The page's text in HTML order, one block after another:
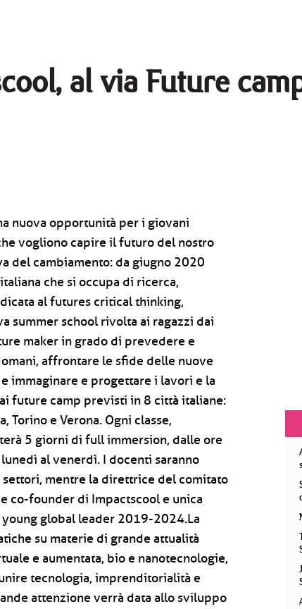
al via Future
nuova opportunità per i giovani
vogliono capire il futuro del nostro
del cambiamento: da giugno 2020
che si occupa di ricerca,
al futures critical thinking,
summer school rivolta ai ragazzi dai
maker in grado di prevedere e
affrontare le sfide delle nuove
immaginare e progettare i lavori e la
future camp previsti in 8 città italiane:
Torino e Verona. Ogni classe,
5 giorni di full immersion, dalle ore
al venerdì. I docenti saranno
mentre la direttrice del comitato
co-founder di Impactscool e unica
global leader 2019-2024.La
su materie di grande attualità
e aumentata, bio e nanotecnologie,
tecnologia, imprenditorialità e
attenzione verrà data allo sviluppo